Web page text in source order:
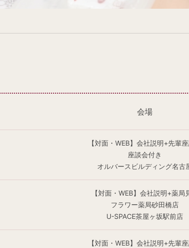
会場
【対面・WEB】会社説明+先輩
座談会付き
オルバースビルディング名古
【対面・WEB】会社説明+薬局
フラワー薬局砂田橋店
U-SPACE茶屋ヶ坂駅前店
【対面・WEB】会社説明+先輩